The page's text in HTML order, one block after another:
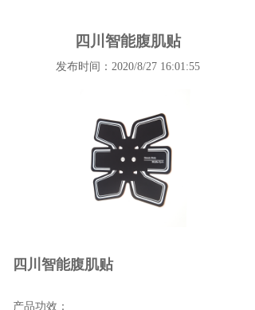
四川智能腹肌贴
发布时间：2020/8/27 16:01:55
四川智能腹肌贴
产品功效 ：